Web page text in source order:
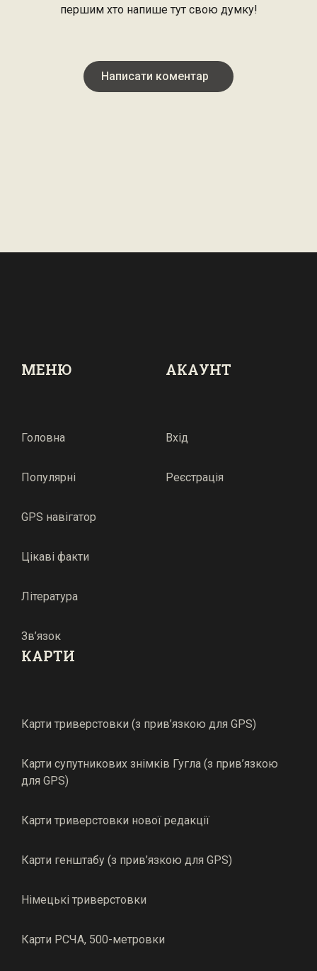
першим хто напише тут свою думку!
Написати коментар
МЕНЮ
Головна
Популярні
GPS навігатор
Цікаві факти
Література
Зв’язок
АКАУНТ
Вхід
Реєстрація
КАРТИ
Карти триверстовки (з прив’язкою для GPS)
Карти супутникових знімків Гугла (з прив’язкою
для GPS)
Карти триверстовки нової редакції
Карти генштабу (з прив’язкою для GPS)
Німецькі триверстовки
Карти РСЧА, 500-метровки